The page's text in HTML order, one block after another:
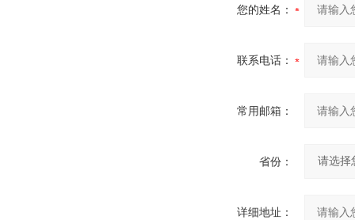
您的姓名：
联系电话：
常用邮箱：
省份：
详细地址：